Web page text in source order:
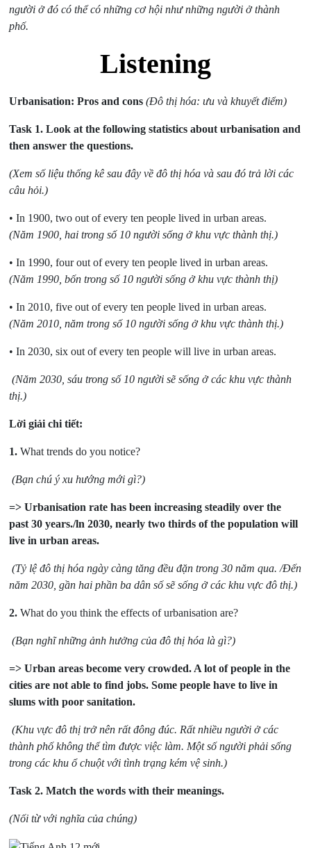
người ở đó có thể có những cơ hội như những người ở thành
phố.
Listening
Urbanisation: Pros and cons(Đô thị hóa: ưu và khuyết điểm)
Task 1. Look at the following statistics about urbanisation and
then answer the questions.
(Xem số liệu thống kê sau đây về đô thị hóa và sau đó trả lời các
câu hỏi.)
• In 1900, two out of every ten people lived in urban areas.
(Năm 1900, hai trong số 10 người sống ở khu vực thành thị.)
• In 1990, four out of every ten people lived in urban areas.
(Năm 1990, bốn trong số 10 người sống ở khu vực thành thị)
• In 2010, five out of every ten people lived in urban areas.
(Năm 2010, năm trong số 10 người sống ở khu vực thành thị.)
• In 2030, six out of every ten people will live in urban areas.
(Năm 2030, sáu trong số 10 người sẽ sống ở các khu vực thành
thị.)
Lời giải chi tiết:
1. What trends do you notice?
(Bạn chú ý xu hướng mới gì?)
=> Urbanisation rate has been increasing steadily over the
past 30 years./ln 2030, nearly two thirds of the population will
live in urban areas.
(Tỷ lệ đô thị hóa ngày càng tăng đều đặn trong 30 năm qua. /Đến
năm 2030, gần hai phần ba dân số sẽ sống ở các khu vực đô thị.)
2. What do you think the effects of urbanisation are?
(Bạn nghĩ những ảnh hưởng của đô thị hóa là gì?)
=> Urban areas become very crowded. A lot of people in the
cities are not able to find jobs. Some people have to live in
slums with poor sanitation.
(Khu vực đô thị trở nên rất đông đúc. Rất nhiều người ở các
thành phố không thể tìm được việc làm. Một số người phải sống
trong các khu ổ chuột với tình trạng kém vệ sinh.)
Task 2.Match the words with their meanings.
(Nối từ với nghĩa của chúng)